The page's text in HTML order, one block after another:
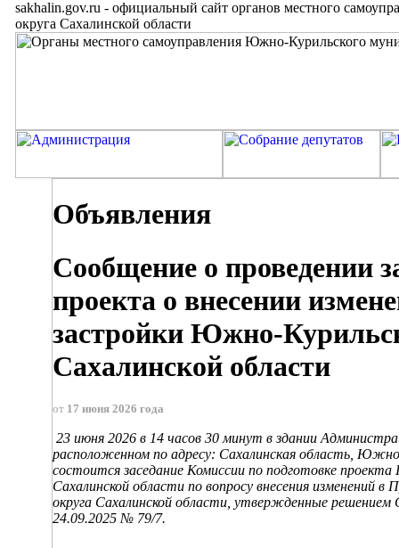
sakhalin.gov.ru - официальный сайт органов местного
округа Сахалинской области
Объявления
Сообщение о проведении
проекта о внесении
застройки Южно-
Сахалинской области
от 17 июня 2026 года
23 июня 2026 в 14 часов 30 минут в здании
расположенном по адресу: Сахалинская область,
состоится заседание Комиссии по подготовке
Сахалинской области по вопросу внесения изменений
округа Сахалинской области, утвержденные
24.09.2025 № 79/7.